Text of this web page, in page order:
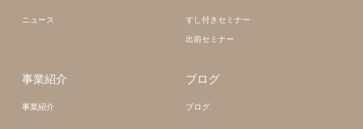
ニュース すし付きセミナー
出前セミナー
事業紹介
事業紹介
ブログ
ブログ